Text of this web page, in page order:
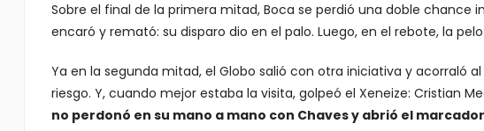
Sobre el final de la primera mitad, Boca se perdió una doble chance
encaró y remató: su disparo dio en el palo. Luego, en el rebote, la
Ya en la segunda mitad, el Globo salió con otra iniciativa y acorraló
riesgo. Y, cuando mejor estaba la visita, golpeó el Xeneize: Cristian
no perdonó en su mano a mano con Chaves y abrió el